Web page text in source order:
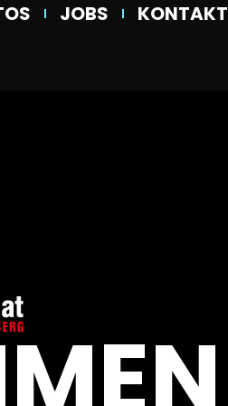
JOBS KONTAKT